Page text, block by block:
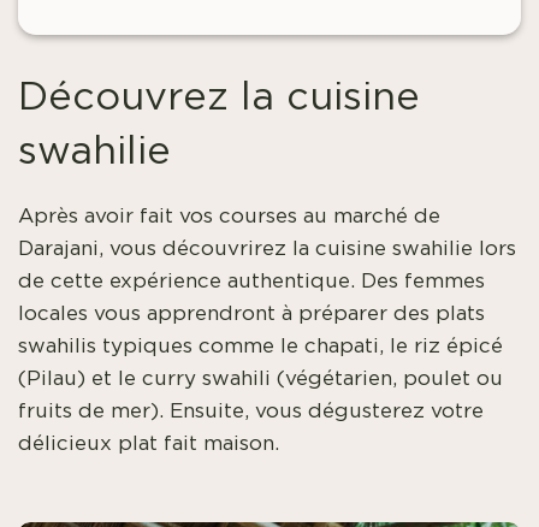
Découvrez la cuisine
swahilie
Après avoir fait vos courses au marché de
Darajani, vous découvrirez la cuisine swahilie lors
de cette expérience authentique. Des femmes
locales vous apprendront à préparer des plats
swahilis typiques comme le chapati, le riz épicé
(Pilau) et le curry swahili (végétarien, poulet ou
fruits de mer). Ensuite, vous dégusterez votre
délicieux plat fait maison.